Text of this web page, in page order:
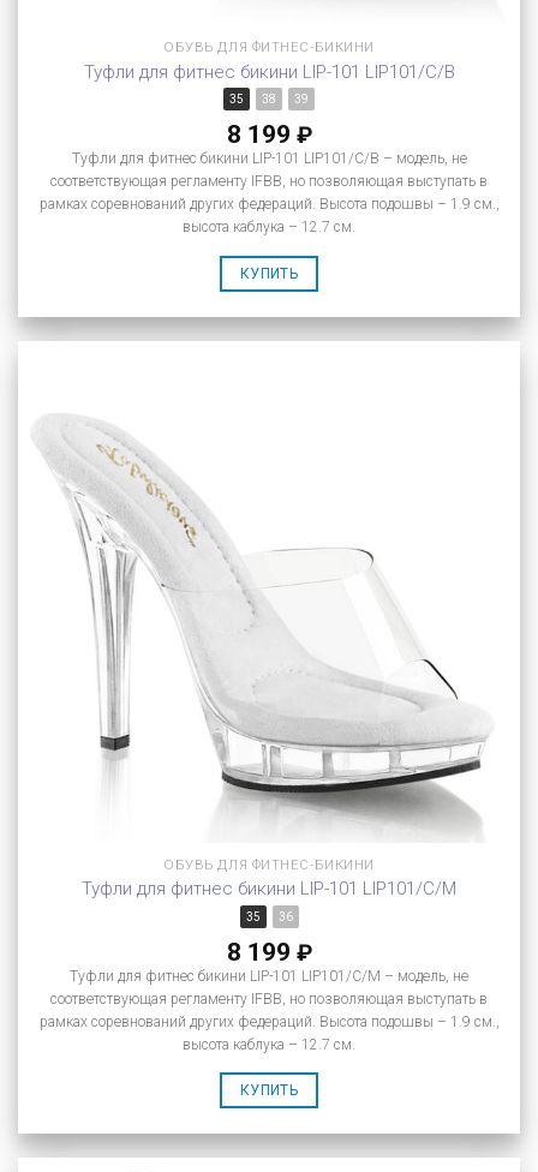
ОБУВЬ ДЛЯ ФИТНЕС-БИКИНИ
Туфли для фитнес бикини LIP-101 LIP101/C/B
35 38 39
8 199 ₽
Туфли для фитнес бикини LIP-101 LIP101/C/B – модель, не
соответствующая регламенту IFBB, но позволяющая выступать в
рамках соревнований других федераций. Высота подошвы – 1.9 см.,
высота каблука – 12.7 см.
КУПИТЬ
ОБУВЬ ДЛЯ ФИТНЕС-БИКИНИ
Туфли для фитнес бикини LIP-101 LIP101/C/M
35 36
8 199 ₽
Туфли для фитнес бикини LIP-101 LIP101/C/M – модель, не
соответствующая регламенту IFBB, но позволяющая выступать в
рамках соревнований других федераций. Высота подошвы – 1.9 см.,
высота каблука – 12.7 см.
КУПИТЬ